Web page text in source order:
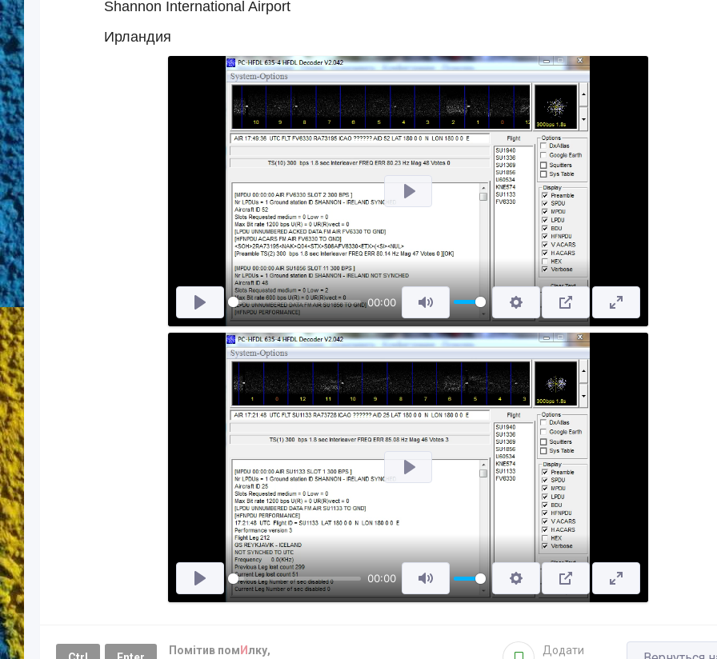
Shannon International Airport
Ирландия
00:00
00:00
Помітив пом Илку,
Додати